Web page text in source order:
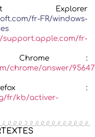
Explorer
fr-FR/windows-
support.apple.com/fr-
Chrome :
chrome/answer/
:
fr/kb/activer-